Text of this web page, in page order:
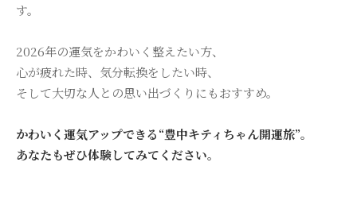
す。
2026年の運気をかわいく整えたい方、
心が疲れた時、気分転換をしたい時、
そして大切な人との思い出づくりにもおすすめ。
かわいく運気アップできる“豊中キティちゃん開運旅”。
あなたもぜひ体験してみてください。